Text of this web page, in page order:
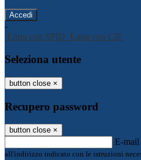
-
Entra con SPID Entra con CIE
Seleziona utente
button close ×
Recupero password
button close ×
E-mail
all'indirizzo indicato con le istruzioni